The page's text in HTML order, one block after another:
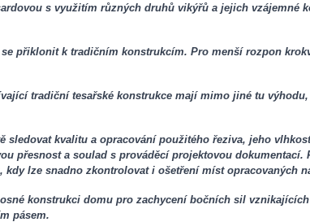
s využitím různých druhů vikýřů a jejich vzájemné
přiklonit k tradičním konstrukcím. Pro menší rozpon
tradiční tesařské konstrukce mají mimo jiné tu
sledovat kvalitu a opracování použitého řeziva, jeho
přesnost a soulad s prováděcí projektovou
lze snadno zkontrolovat i ošetření míst opracovaných
konstrukci domu pro zachycení bočních sil
pásem.